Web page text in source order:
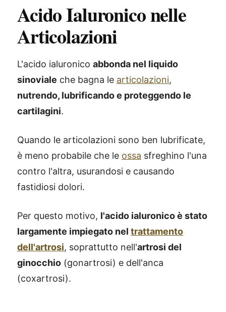
Acido Ialuronico nelle
Articolazioni
L'acido ialuronico abbonda nel liquido
sinoviale che bagna le articolazioni,
nutrendo, lubrificando e proteggendo le
cartilagini.
Quando le articolazioni sono ben lubrificate,
è meno probabile che le ossa sfreghino l'una
contro l'altra, usurandosi e causando
fastidiosi dolori.
Per questo motivo, l'acido ialuronico è stato
largamente impiegato nel trattamento
dell'artrosi, soprattutto nell'artrosi del
ginocchio (gonartrosi) e dell'anca
(coxartrosi).